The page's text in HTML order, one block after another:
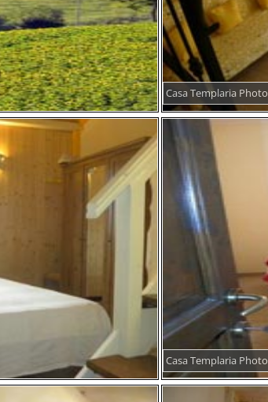
Casa Templaria Photo
Casa Templaria Photo